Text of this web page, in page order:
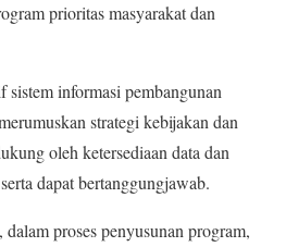
prioritas masyarakat dan
informasi pembangunan
strategi kebijakan dan
oleh ketersediaan data dan
dapat bertanggungjawab.
proses penyusunan program,